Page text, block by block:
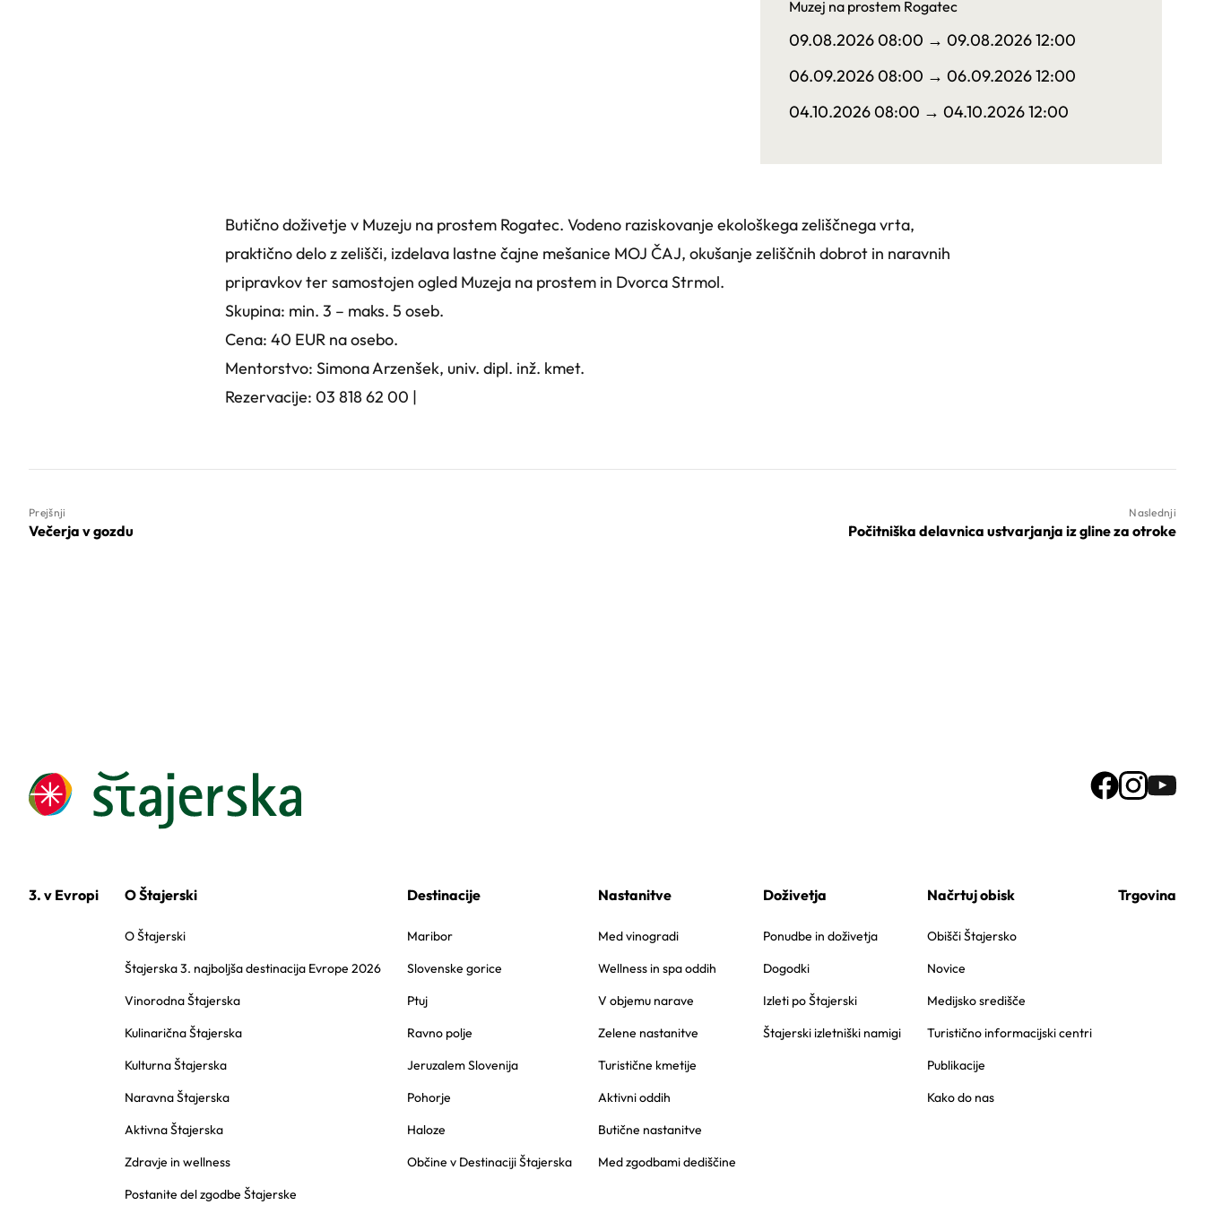
Muzej na prostem Rogatec
09.08.2026 08:00 → 09.08.2026 12:00
06.09.2026 08:00 → 06.09.2026 12:00
04.10.2026 08:00 → 04.10.2026 12:00
Butično doživetje v Muzeju na prostem Rogatec. Vodeno raziskovanje ekološkega zeliščnega vrta,
praktično delo z zelišči, izdelava lastne čajne mešanice MOJ ČAJ, okušanje zeliščnih dobrot in naravnih
pripravkov ter samostojen ogled Muzeja na prostem in Dvorca Strmol.
Skupina: min. 3 – maks. 5 oseb.
Cena: 40 EUR na osebo.
Mentorstvo: Simona Arzenšek, univ. dipl. inž. kmet.
Rezervacije: 03 818 62 00 |
Prejšnji
Večerja v gozdu
Naslednji
Počitniška delavnica ustvarjanja iz gline za otroke
3. v Evropi O Štajerski
O Štajerski
Štajerska 3. najboljša destinacija Evrope 2026
Vinorodna Štajerska
Kulinarična Štajerska
Kulturna Štajerska
Naravna Štajerska
Aktivna Štajerska
Zdravje in wellness
Postanite del zgodbe Štajerske
Destinacije
Maribor
Slovenske gorice
Ptuj
Ravno polje
Jeruzalem Slovenija
Pohorje
Haloze
Občine v Destinaciji Štajerska
Nastanitve
Med vinogradi
Wellness in spa oddih
V objemu narave
Zelene nastanitve
Turistične kmetije
Aktivni oddih
Butične nastanitve
Med zgodbami dediščine
Doživetja
Ponudbe in doživetja
Dogodki
Izleti po Štajerski
Štajerski izletniški namigi
Načrtuj obisk
Obišči Štajersko
Novice
Medijsko središče
Turistično informacijski centri
Publikacije
Kako do nas
Trgovina